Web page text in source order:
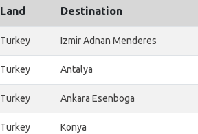
Land Destination
Turkey Izmir Adnan Menderes
Turkey Antalya
Turkey Ankara Esenboga
Turkey Konya